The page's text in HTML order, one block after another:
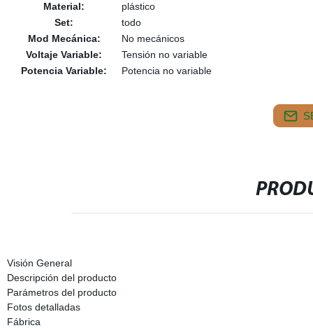
Material:
plástico
Set:
todo
Mod Mecánica:
No mecánicos
Voltaje Variable:
Tensión no variable
Potencia Variable:
Potencia no variable
Visión General
Descripción del producto
Parámetros del producto
Fotos detalladas
Fábrica